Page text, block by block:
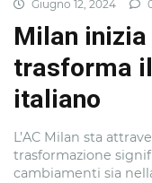
Giugno 12, 2024
Milan inizia
trasforma
italiano
L’AC Milan sta
trasformazione
cambiamenti sia